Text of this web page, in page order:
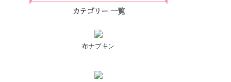
カテゴリー 一覧
布ナプキン